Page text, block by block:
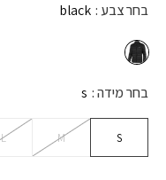
בחר צבע black
בחר מידה s
S
M
L